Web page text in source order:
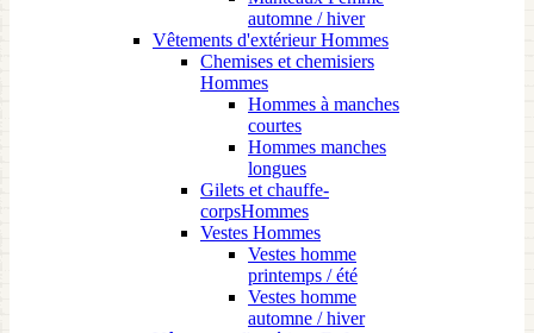
automne / hiver
Vêtements d'extérieur Hommes
Chemises et chemisiers
Hommes
Hommes à manches
courtes
Hommes manches
longues
Gilets et chauffe-
corpsHommes
Vestes Hommes
Vestes homme
printemps / été
Vestes homme
automne / hiver